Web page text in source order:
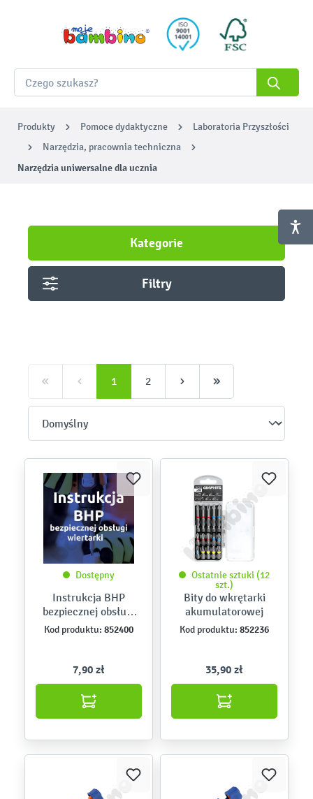
Produkty Pomoce dydaktyczne
Laboratoria Przyszłości
Narzędzia, pracownia techniczna
Narzędzia uniwersalne dla ucznia
Kategorie
Filtry
1 2
Dostępny
Instrukcja BHP
bezpiecznej obsługi
wiertarki
Kod produktu: 852400
7,90 zł
Ostatnie sztuki (12
szt.)
Bity do wkrętarki
akumulatorowej
Kod produktu: 852236
35,90 zł